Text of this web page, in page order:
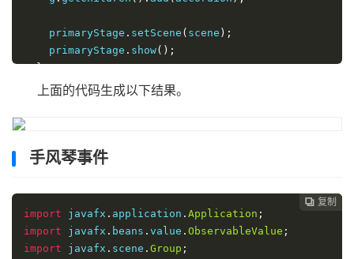
    primaryStage
. setScene ( scene );
    primaryStage
. show();
}
上面的代码生成以下结果。
手风琴事件
 复制
 复制
 复制
import javafx . application . Application ;
import javafx . beans . value . ObservableValue ;
import javafx . scene . Group ;